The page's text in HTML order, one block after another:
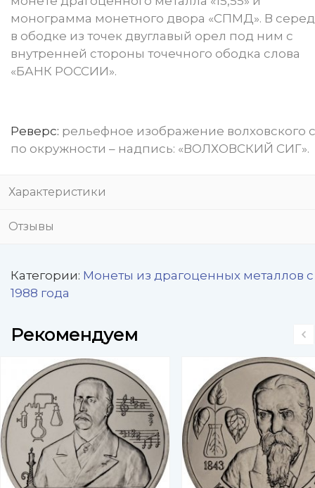
монограмма монетного двора «СПМД». В
в ободке из точек двуглавый орел под ним с
внутренней стороны точечного ободка слова
«БАНК РОССИИ».
Реверс: рельефное изображение волховского
по окружности – надпись: «ВОЛХОВСКИЙ СИГ».
Характеристики
Отзывы
Категории: Монеты из драгоценных металлов с
1988 года
Рекомендуем